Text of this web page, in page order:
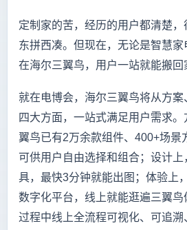
定制家的苦，经历的用户都清楚，
东拼西凑。但现在，无论是智慧家
在海尔三翼鸟，用户一站就能搬回
就在电博会，海尔三翼鸟将从方
四大方面，一站式满足用户需求
翼鸟已有2万余款组件、400+场景
可供用户自由选择和组合；设计
具，最快3分钟就能出图；体验上
数字化平台，线上就能逛遍三翼
过程中线上全流程可视化、可追溯